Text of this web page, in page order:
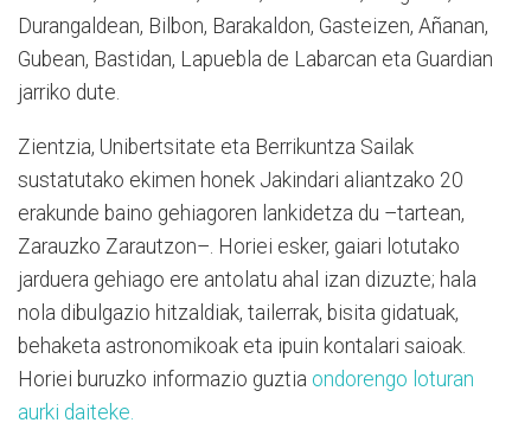
Durangaldean, Bilbon, Barakaldon, Gasteizen, Añanan,
Gubean, Bastidan, Lapuebla de Labarcan eta Guardian
jarriko dute.
Zientzia, Unibertsitate eta Berrikuntza Sailak
sustatutako ekimen honek Jakindari aliantzako 20
erakunde baino gehiagoren lankidetza du –tartean,
Zarauzko Zarautzon–. Horiei esker, gaiari lotutako
jarduera gehiago ere antolatu ahal izan dizuzte; hala
nola dibulgazio hitzaldiak, tailerrak, bisita gidatuak,
behaketa astronomikoak eta ipuin kontalari saioak.
Horiei buruzko informazio guztia ondorengo loturan
aurki daiteke.